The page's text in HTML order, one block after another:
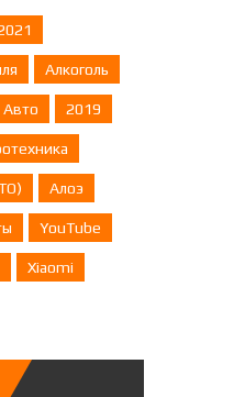
Алкоголь
Авто 2019
Алоэ
YouTube
Xiaomi